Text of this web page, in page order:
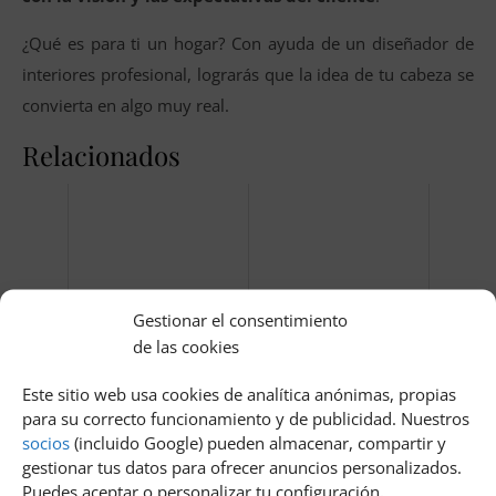
Gestionar el consentimiento
de las cookies
Este sitio web usa cookies de analítica anónimas, propias
para su correcto funcionamiento y de publicidad. Nuestros
socios (incluido Google) pueden almacenar, compartir y
gestionar tus datos para ofrecer anuncios personalizados.
Puedes aceptar o personalizar tu configuración.
¿Qué es para ti un hogar? Con ayuda de un diseñador de
interiores profesional, lograrás que la idea de tu cabeza se
convierta en algo muy real.
Relacionados
tu espacio de trabajo